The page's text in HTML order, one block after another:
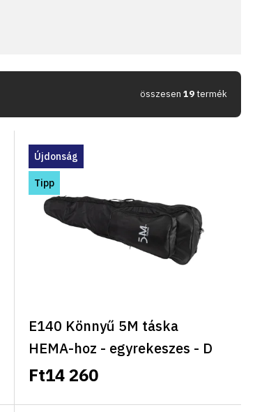
összesen 19termék
Újdonság
Tipp
E140 Könnyű 5M táska
HEMA-hoz - egyrekeszes - D
logó, 140cm hosszú, kézben
Ft14 260